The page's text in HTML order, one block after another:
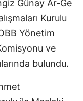
Günay Ar-Ge
Kurulu
Yönetim
ve
bulundu.